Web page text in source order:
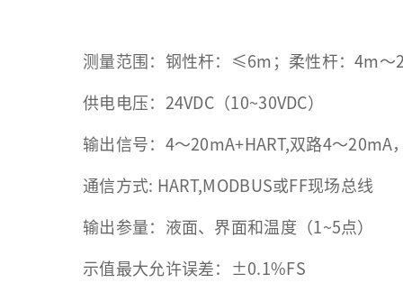
测量范围：钢性杆：≤6m；柔性杆：4m～
供电电压：24VDC（10~30VDC）
输出信号：4～20mA+HART,双路4～20mA
通信方式: HART,MODBUS或FF现场总线
输出参量：液面、界面和温度（1~5点）
示值最大允许误差：±0.1%FS